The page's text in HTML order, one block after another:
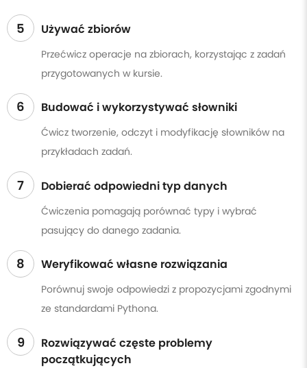
5 Używać zbiorów
Przećwicz operacje na zbiorach, korzystając z zadań
przygotowanych w kursie.
6 Budować i wykorzystywać słowniki
Ćwicz tworzenie, odczyt i modyfikację słowników na
przykładach zadań.
7 Dobierać odpowiedni typ danych
Ćwiczenia pomagają porównać typy i wybrać
pasujący do danego zadania.
8 Weryfikować własne rozwiązania
Porównuj swoje odpowiedzi z propozycjami zgodnymi
ze standardami Pythona.
9
Rozwiązywać częste problemy
początkujących